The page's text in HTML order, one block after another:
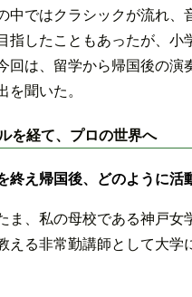
中ではクラシックが流れ、
指したこともあったが、
回は、留学から帰国後の
聞いた。
を経て、プロの世界へ
え帰国後、どのように活
ま、私の母校である神戸
える非常勤講師として大